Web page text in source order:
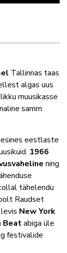
Tallinnas taas
algas uus
muusikasse
samm
eestlaste
1966
ning
tähelendu
Raudset
New York
Beatabiga üle
festivalide